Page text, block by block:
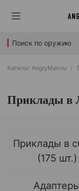
Поиск по оружию
Каталог AngryMan.ru
Приклады в
Приклады в
(175 шт.)